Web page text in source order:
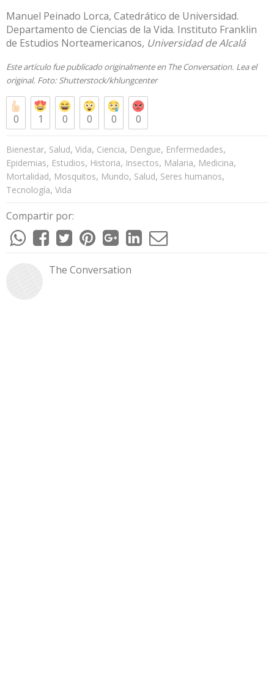
Manuel Peinado Lorca, Catedrático de Universidad.
Departamento de Ciencias de la Vida. Instituto Franklin
de Estudios Norteamericanos, Universidad de Alcalá
Este artículo fue publicado originalmente en The Conversation. Lea el
original. Foto: Shutterstock/khlungcenter
0 1 0 0 0 0
Bienestar, Salud, Vida, Ciencia, Dengue, Enfermedades,
Epidemias, Estudios, Historia, Insectos, Malaria, Medicina,
Mortalidad, Mosquitos, Mundo, Salud, Seres humanos,
Tecnología, Vida
Compartir por:
The Conversation